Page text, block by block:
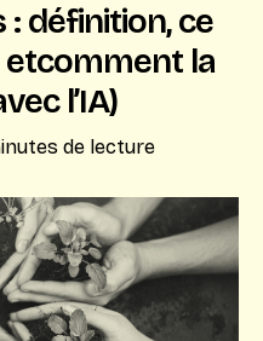
définition, ce
etcomment la
l’IA)
de lecture